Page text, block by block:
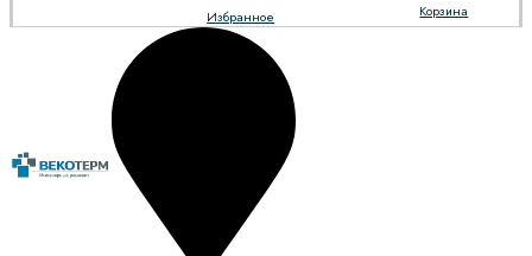
Корзина
Избранное